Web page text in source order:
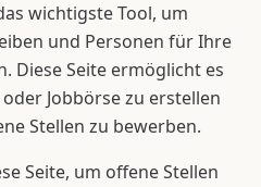
wichtigste Tool, um
und Personen für Ihre
Diese Seite ermöglicht es
Jobbörse zu erstellen
Stellen zu bewerben.
Seite, um offene Stellen